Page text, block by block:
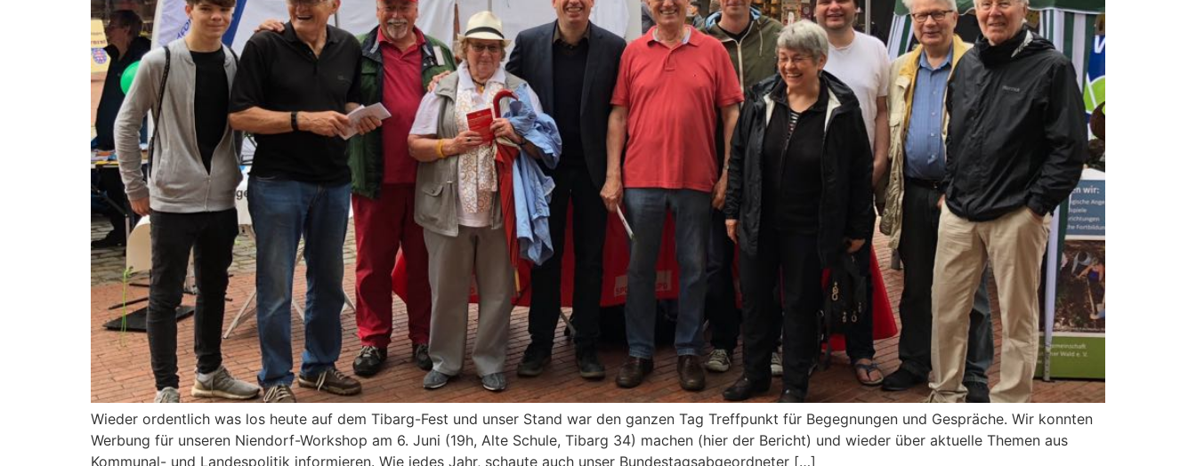
Wieder ordentlich was los heute auf dem Tibarg-Fest und unser Stand war den ganzen Tag Treffpunkt für Begegnungen und Gespräche. Wir konnten
Werbung für unseren Niendorf-Workshop am 6. Juni (19h, Alte Schule, Tibarg 34) machen (hier der Bericht) und wieder über aktuelle Themen aus
Kommunal- und Landespolitik informieren. Wie jedes Jahr, schaute auch unser Bundestagsabgeordneter […]